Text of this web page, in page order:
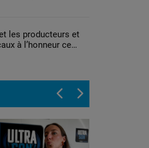
les producteurs et
à l’honneur ce